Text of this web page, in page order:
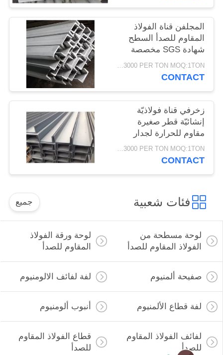
المجلفن قناة الفولاذ
المقاوم للصدأ السطح
شهادة SGS مخصصة
USD1500-3000 PER TON MOQ:1TON
CONTACT
زخرفي قناة فولاذيّة
إنشائيّة قطر صغيرة
مقاوم للحرارة لجدار
شعاع
USD1500-3000 PER TON MOQ:1TON
CONTACT
فئات شعبية جميع
لوحة مسطحة من
الفولاذ المقاوم للصدأ
لوحة ورقة الفولاذ
المقاوم للصدأ
صفيحة ألمنيوم لفة لفائف الالومنيوم
لفة قطاع الألمنيوم أنبوب ألومنيوم
لفائف الفولاذ المقاوم
للصدأ
قطاع الفولاذ المقاوم
للصدأ